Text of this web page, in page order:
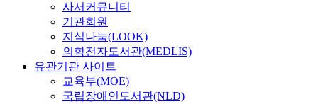
사서커뮤니티
기관회원
지식나눔(LOOK)
의학전자도서관(MEDLIS)
유관기관 사이트
교육부(MOE)
국립장애인도서관(NLD)